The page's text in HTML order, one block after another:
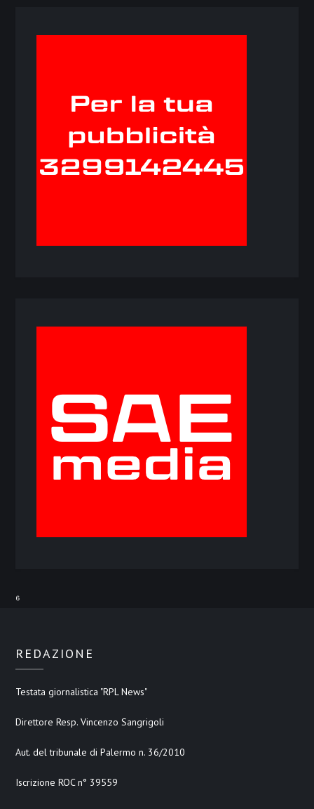
⁶
REDAZIONE
Testata giornalistica "RPL News"
Direttore Resp. Vincenzo Sangrigoli
Aut. del tribunale di Palermo n. 36/2010
Iscrizione ROC n° 39559